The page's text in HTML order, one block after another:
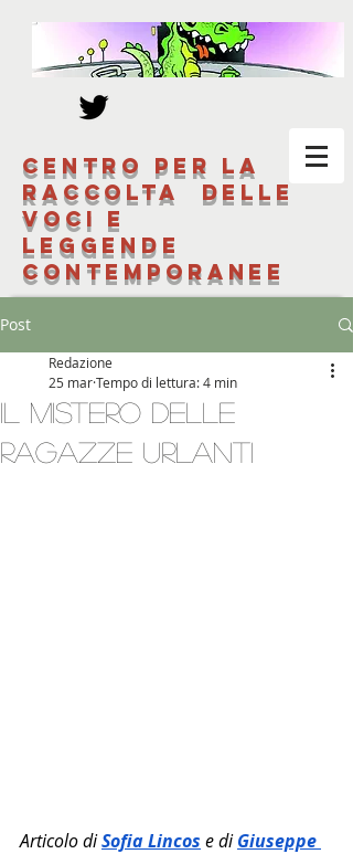
Centro per la
raccolta delle
voci e
leggende
contemporanee
Post
Il mistero delle
ragazze URLANTI
Redazione
25 marTempo di lettura: 4 min
Articolo di Sofia Lincos e di Giuseppe